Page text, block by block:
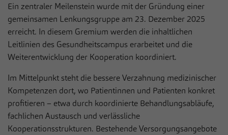
Ein zentraler Meilenstein wurde mit der Gründung einer
gemeinsamen Lenkungsgruppe am 23. Dezember 2025
erreicht. In diesem Gremium werden die inhaltlichen
Leitlinien des Gesundheitscampus erarbeitet und die
Weiterentwicklung der Kooperation koordiniert.
Im Mittelpunkt steht die bessere Verzahnung medizinischer
Kompetenzen dort, wo Patientinnen und Patienten konkret
profitieren – etwa durch koordinierte Behandlungsabläufe,
fachlichen Austausch und verlässliche
Kooperationsstrukturen. Bestehende Versorgungsangebote
Zweck
Cookie von TYPO3. Es speichert im Falle
eines Benutzer-Logins die Session-ID. So
kann der eingeloggte Benutzer
wiedererkannt werden und es wird ihm
Zugang zu geschützten Bereichen gewährt.
Authentifizierung des Widgets
Name _pk_*.*
Anbieter Sportklinik Hellersen
Laufzeit 13 Monate
Zweck
Cookie von Matomo für Website-Analysen.
Erzeugt statistische Daten darüber, wie der
Besucher die Website nutzt.
Cookie-Informationen anzeigen
Externe Inhalte
Wir verwenden auf unserer Website externe Inhalte, um Ihnen
zusätzliche Informationen anzubieten.